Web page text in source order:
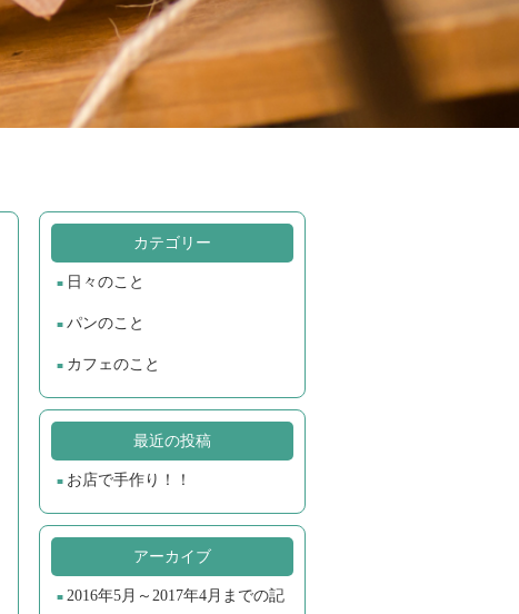
カテゴリー
日々のこと
パンのこと
カフェのこと
最近の投稿
お店で手作り！！
アーカイブ
2016年5月～2017年4月までの記